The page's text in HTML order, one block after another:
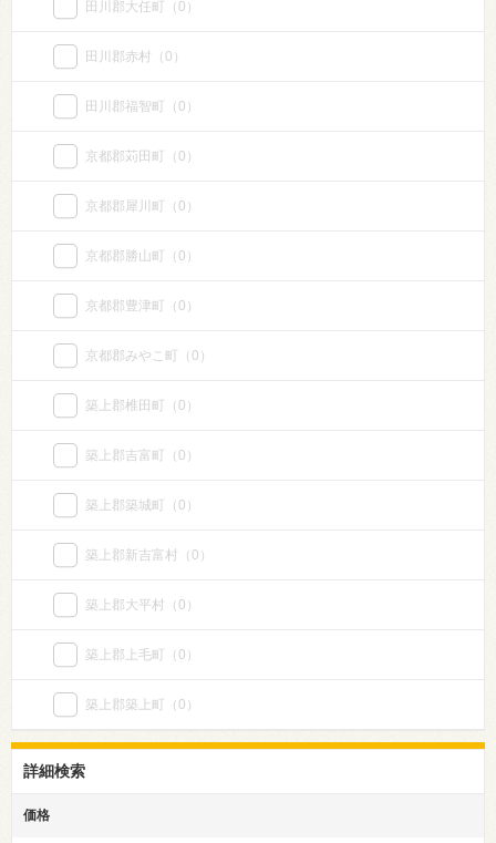
田川郡大任町 （0）
田川郡赤村 （0）
田川郡福智町 （0）
京都郡苅田町 （0）
京都郡犀川町 （0）
京都郡勝山町 （0）
京都郡豊津町 （0）
京都郡みやこ町 （0）
築上郡椎田町 （0）
築上郡吉富町 （0）
築上郡築城町 （0）
築上郡新吉富村 （0）
築上郡大平村 （0）
築上郡上毛町 （0）
築上郡築上町 （0）
詳細検索
価格